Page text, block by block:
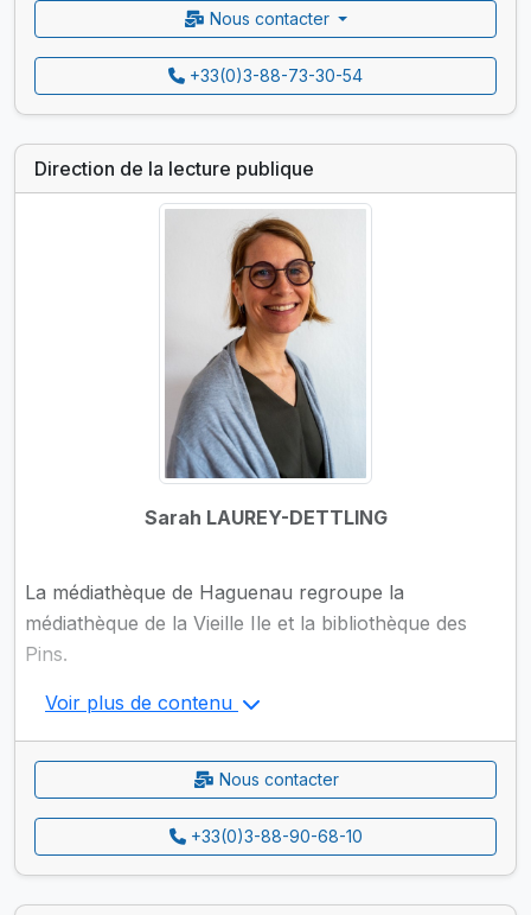
Nous contacter
+33(0)3-88-73-30-54
Direction de la lecture publique
Sarah LAUREY-DETTLING
La médiathèque de Haguenau regroupe la
médiathèque de la Vieille Ile et la bibliothèque des
Pins.
Voir plus de contenu
Nous contacter
+33(0)3-88-90-68-10